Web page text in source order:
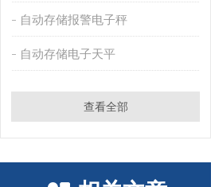
自动存储报警电子秤
自动存储电子天平
查看全部